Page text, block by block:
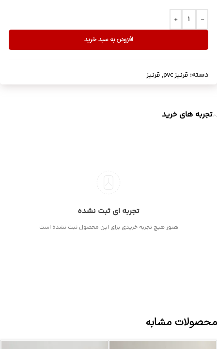
-
+
افزودن به سبد خرید
دسته: قرنیز pvc ,قرنیز
تجربه های خرید
تجربه ای ثبت نشده
هنوز هیچ تجربه خریدی برای این محصول ثبت نشده است
محصولات مشابه